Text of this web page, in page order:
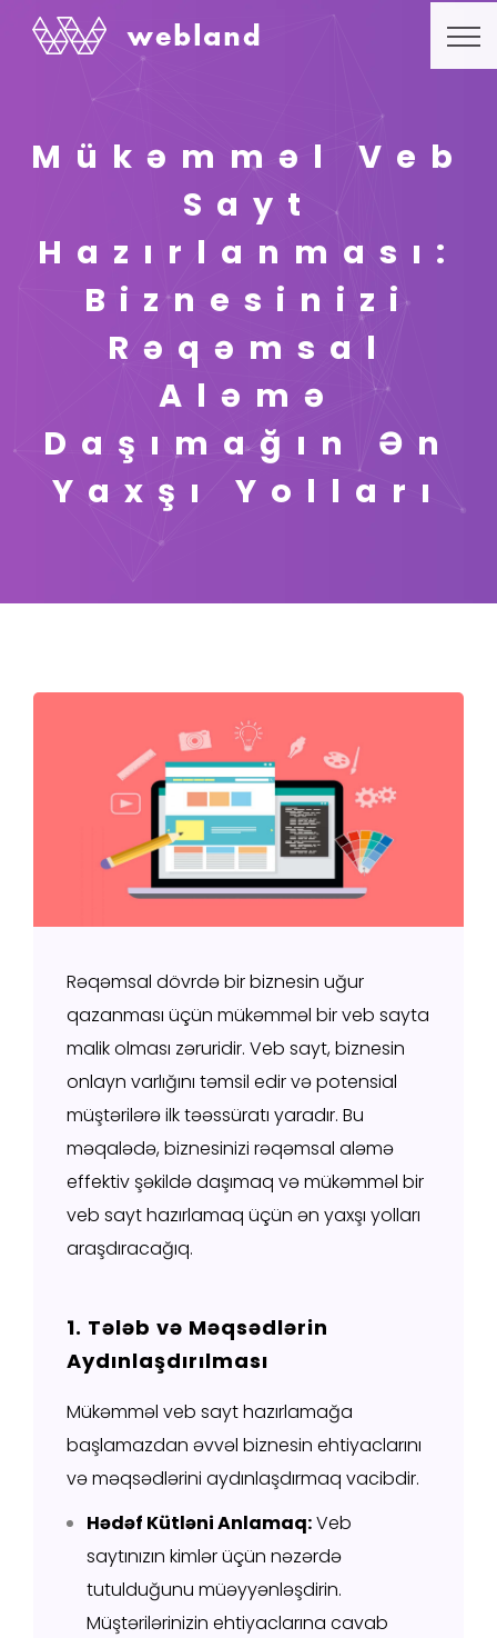
Mükəmməl Veb
Sayt
Hazırlanması:
Biznesinizi
Rəqəmsal
Aləmə
Daşımağın Ən
Yaxşı Yolları
Rəqəmsal dövrdə bir biznesin uğur
qazanması üçün mükəmməl bir veb sayta
malik olması zəruridir. Veb sayt, biznesin
onlayn varlığını təmsil edir və potensial
müştərilərə ilk təəssüratı yaradır. Bu
məqalədə, biznesinizi rəqəmsal aləmə
effektiv şəkildə daşımaq və mükəmməl bir
veb sayt hazırlamaq üçün ən yaxşı yolları
araşdıracağıq.
1. Tələb və Məqsədlərin
Aydınlaşdırılması
Mükəmməl veb sayt hazırlamağa
başlamazdan əvvəl biznesin ehtiyaclarını
və məqsədlərini aydınlaşdırmaq vacibdir.
Hədəf Kütləni Anlamaq:Veb
saytınızın kimlər üçün nəzərdə
tutulduğunu müəyyənləşdirin.
Müştərilərinizin ehtiyaclarına cavab